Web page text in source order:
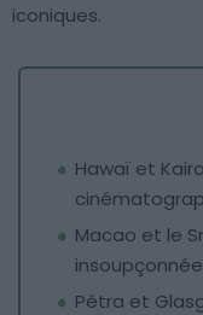
iconiques.
Hawaï et
Macao et le
Pétra et